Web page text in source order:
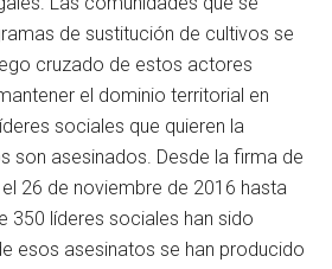
de sustitución de cultivos se
cruzado de estos actores
el dominio territorial en
sociales que quieren la
son asesinados. Desde la firma de
26 de noviembre de 2016 hasta
350 líderes sociales han sido
esos asesinatos se han producido